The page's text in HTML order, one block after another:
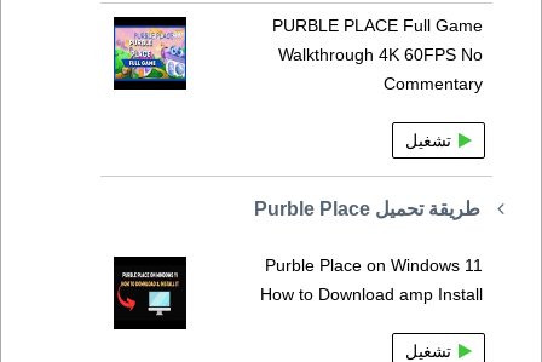
PURBLE PLACE Full Game
Walkthrough 4K 60FPS No
Commentary
تشغيل
طريقة تحميل Purble Place
Purble Place on Windows 11
How to Download amp Install
تشغيل